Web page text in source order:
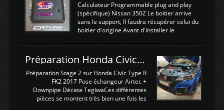
Calculateur Programmable plug and play
(spécifique) Nissan 350Z Le boitier arrive
sans le support, Il faudra récupérer celui du
boitier d'origine Avant d'installer le
d'envoyer l'information de la large bande
dans le boitier. sydney sweeney deepfake
La sortie 0-5V de l'afr sera connectée sur
l'entrée AN Volt 8 et GndAN pour
Analogique, et Volt car l'information est une
tension (Pas une résistance variable d'un
Préparation Honda Civic Type R FK2
Préparation Stage 2 sur Honda Civic Type R
FK2 2017 Pose échangeur Airtec +
Downpipe Décata TegiwaCes différentes
pièces se montent très bien une fois les